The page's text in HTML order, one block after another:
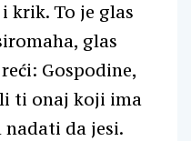
krik. To je glas
glas
Gospodine,
li ti onaj koji ima
nadati da jesi.